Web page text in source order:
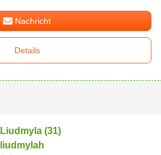
Nachricht
Details
Liudmyla (31)
liudmylah